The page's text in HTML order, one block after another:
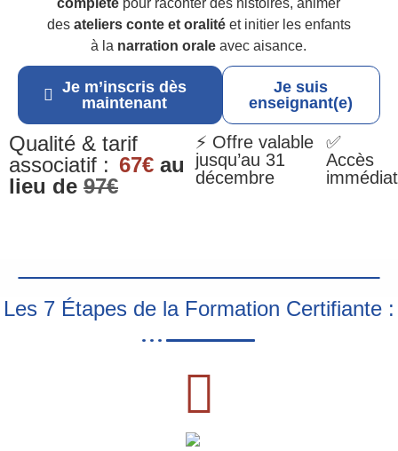
complète pour raconter des histoires, animer
des ateliers conte et oralitéet initier les enfants
à la narration orale avec aisance.
Je m’inscris dès
maintenant
Je suis
enseignant(e)
Qualité & tarif
associatif : 67€ au
lieu de 97€
⚡ Offre valable
jusqu’au 31
décembre
✅
Accès
immédiat
Les 7 Étapes de la Formation Certifiante :